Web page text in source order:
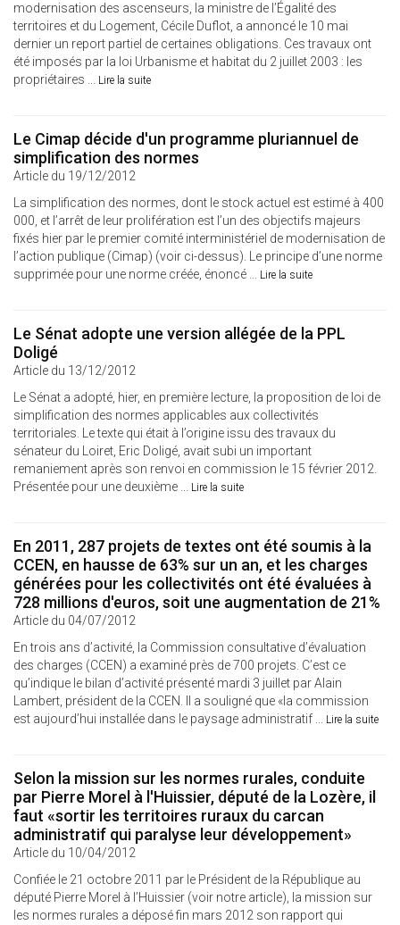
modernisation des ascenseurs, la ministre de l’Égalité des
territoires et du Logement, Cécile Duflot, a annoncé le 10 mai
dernier un report partiel de certaines obligations. Ces travaux ont
été imposés par la loi Urbanisme et habitat du 2 juillet 2003 : les
propriétaires ... Lire la suite
Le Cimap décide d'un programme pluriannuel de
simplification des normes
Article du 19/12/2012
La simplification des normes, dont le stock actuel est estimé à 400
000, et l’arrêt de leur prolifération est l’un des objectifs majeurs
fixés hier par le premier comité interministériel de modernisation de
l’action publique (Cimap) (voir ci-dessus). Le principe d’une norme
supprimée pour une norme créée, énoncé ... Lire la suite
Le Sénat adopte une version allégée de la PPL
Doligé
Article du 13/12/2012
Le Sénat a adopté, hier, en première lecture, la proposition de loi de
simplification des normes applicables aux collectivités
territoriales. Le texte qui était à l’origine issu des travaux du
sénateur du Loiret, Eric Doligé, avait subi un important
remaniement après son renvoi en commission le 15 février 2012.
Présentée pour une deuxième ... Lire la suite
En 2011, 287 projets de textes ont été soumis à la
CCEN, en hausse de 63% sur un an, et les charges
générées pour les collectivités ont été évaluées à
728 millions d'euros, soit une augmentation de 21%
Article du 04/07/2012
En trois ans d’activité, la Commission consultative d’évaluation
des charges (CCEN) a examiné près de 700 projets. C’est ce
qu’indique le bilan d’activité présenté mardi 3 juillet par Alain
Lambert, président de la CCEN. Il a souligné que «la commission
est aujourd’hui installée dans le paysage administratif ... Lire la suite
Selon la mission sur les normes rurales, conduite
par Pierre Morel à l'Huissier, député de la Lozère, il
faut «sortir les territoires ruraux du carcan
administratif qui paralyse leur développement»
Article du 10/04/2012
Confiée le 21 octobre 2011 par le Président de la République au
député Pierre Morel à l’Huissier (voir notre article), la mission sur
les normes rurales a déposé fin mars 2012 son rapport qui